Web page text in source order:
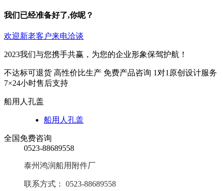
我们已经准备好了,你呢？
欢迎新老客户来电洽谈
2023我们与您携手共赢，为您的企业形象保驾护航！
不达标可退货 高性价比生产 免费产品咨询 1对1原创设计服务
7×24小时售后支持
船用人孔盖
船用人孔盖
全国免费咨询
0523-88689558
泰州鸿润船用附件厂
联系方式： 0523-88689558